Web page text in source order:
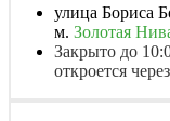
улица Бориса
м. Золотая
Закрыто до
откроется